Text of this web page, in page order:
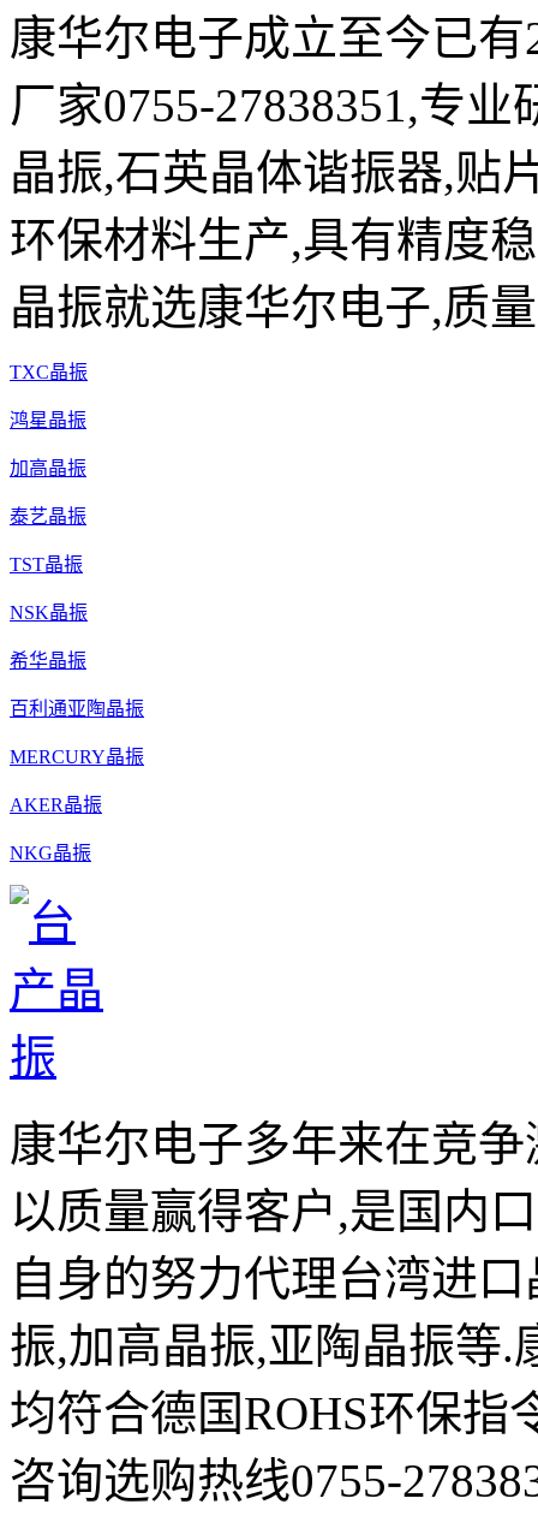
康华尔电子成立至今已
厂家0755-27838351,专
晶振,石英晶体谐振器,贴
环保材料生产,具有精度
晶振就选康华尔电子,质
TXC晶振
鸿星晶振
加高晶振
泰艺晶振
TST晶振
NSK晶振
希华晶振
百利通亚陶晶振
MERCURY晶振
AKER晶振
NKG晶振
康华尔电子多年来在竞
以质量赢得客户,是国内
自身的努力代理台湾进
振,加高晶振,亚陶晶振等.
均符合德国ROHS环保指
咨询选购热线0755-